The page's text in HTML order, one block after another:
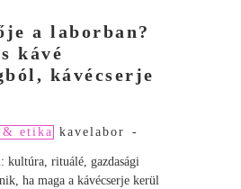
a laborban?
kávé
kávécserje
& etika kavelabor
-
kultúra, rituálé, gazdasági
ha maga a kávécserje kerül